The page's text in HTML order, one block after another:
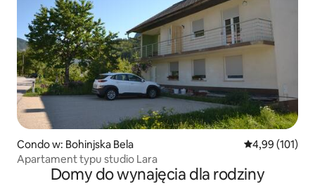
Condo w: Bohinjska Bela Średnia
4,99 (101)
Apartament typu studio Lara
Domy do wynajęcia dla rodziny